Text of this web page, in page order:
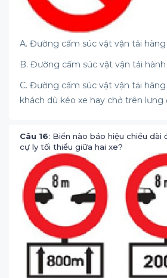
A. Đường cấm súc vật vận tải hàng
B. Đường cấm súc vật vận tải hành
C. Đường cấm súc vật vận tải
khách dù kéo xe hay chở trên lưng
Câu 16: Biển nào báo hiệu chiều dài
cự ly tối thiểu giữa hai xe?